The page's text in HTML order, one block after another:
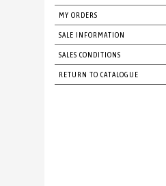
MY ORDERS
SALE INFORMATION
SALES CONDITIONS
RETURN TO CATALOGUE